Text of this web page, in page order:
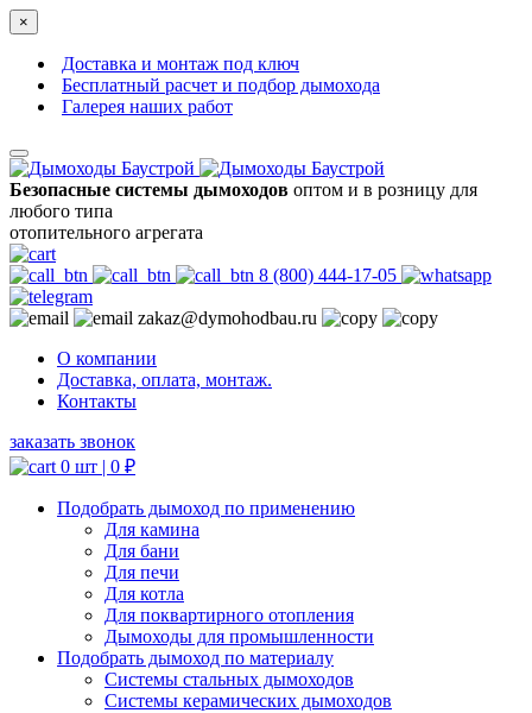
×
Доставка и монтаж под ключ
Бесплатный расчет и подбор дымохода
Галерея наших работ
Безопасные системы дымоходов оптом и в розницу для
любого типа
отопительного агрегата
8 (800) 444-17-05
zakaz@dymohodbau.ru
О компании
Доставка, оплата, монтаж.
Контакты
заказать звонок
0 шт | 0 ₽
Подобрать дымоход по применению
Для камина
Для бани
Для печи
Для котла
Для поквартирного отопления
Дымоходы для промышленности
Подобрать дымоход по материалу
Системы стальных дымоходов
Системы керамических дымоходов